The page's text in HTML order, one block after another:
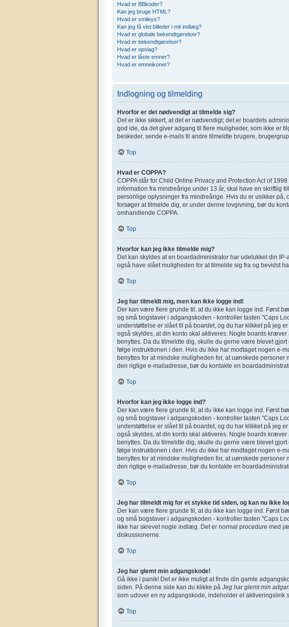
Hvad er BBkoder?
Kan jeg bruge HTML?
Hvad er smileys?
Kan jeg få vist billeder i mit indlæg?
Hvad er globale bekendtgørelser?
Hvad er bekendtgørelser?
Hvad er opslag?
Hvad er låste emner?
Hvad er emneikoner?
Indlogning og tilmelding
Hvorfor er det nødvendigt at tilmelde sig?
Det er ikke sikkert, at det er nødvendigt; det er boardets
god ide, da det giver adgang til flere muligheder, som ikke er
beskeder, sende e-mails til andre tilmeldte brugere,
Top
Hvad er COPPA?
COPPA står for Child Online Privacy and Protection Act of
information fra mindreårige under 13 år, skal have en skriftlig
personlige oplysninger fra mindreårige. Hvis du er usikker på,
forsøger at tilmelde dig, er under denne lovgivning, bør du
omhandlende COPPA.
Top
Hvorfor kan jeg ikke tilmelde mig?
Det kan skyldes at en boardadministrator har udelukket din
også have slået muligheden for at tilmelde sig fra og bevidst
Top
Jeg har tilmeldt mig, men kan ikke logge ind!
Der kan være flere grunde til, at du ikke kan logge ind. Først
og små bogstaver i adgangskoden - kontroller tasten "Caps
understøttelse er slået til på boardet, og du har klikket på jeg
også skyldes, at din konto skal aktiveres. Nogle boards
benyttes. Da du tilmeldte dig, skulle du gerne være blevet
følge instruktionen i den. Hvis du ikke har modtaget nogen e-
benyttes for at mindske muligheden for, at uønskede
den rigtige e-mailadresse, bør du kontakte en
Top
Hvorfor kan jeg ikke logge ind?
Der kan være flere grunde til, at du ikke kan logge ind. Først
og små bogstaver i adgangskoden - kontroller tasten "Caps
understøttelse er slået til på boardet, og du har klikket på jeg
også skyldes, at din konto skal aktiveres. Nogle boards
benyttes. Da du tilmeldte dig, skulle du gerne være blevet
følge instruktionen i den. Hvis du ikke har modtaget nogen e-
benyttes for at mindske muligheden for, at uønskede
den rigtige e-mailadresse, bør du kontakte en
Top
Jeg har tilmeldt mig for et stykke tid siden, og kan nu ikke
Der kan være flere grunde til, at du ikke kan logge ind. Først
og små bogstaver i adgangskoden - kontroller tasten "Caps
ikke har skrevet nogle indlæg. Det er normal procedure med
diskussionerne.
Top
Jeg har glemt min adgangskode!
Gå ikke i panik! Det er ikke muligt at finde din gamle
siden. På denne side kan du klikke på Jeg har glemt min
som udover en ny adgangskode, indeholder et aktiveringslink
Top